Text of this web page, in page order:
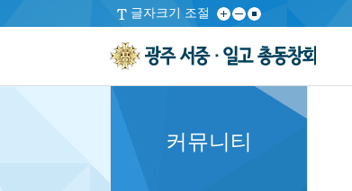
글자크기 조절
커뮤니티